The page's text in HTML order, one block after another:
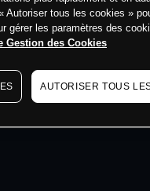
tous les cookies »
gérer les paramètres des
Gestion des Cookies
AUTORISER TOUS